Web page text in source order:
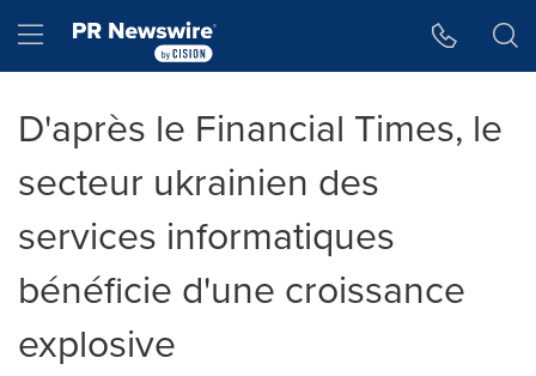
Hamburger menu
D'après le Financial Times, le
secteur ukrainien des
services informatiques
bénéficie d'une croissance
explosive